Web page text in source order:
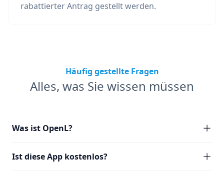
rabattierter Antrag gestellt werden.
Häufig gestellte Fragen
Alles, was Sie wissen müssen
Was ist OpenL?
Ist diese App kostenlos?